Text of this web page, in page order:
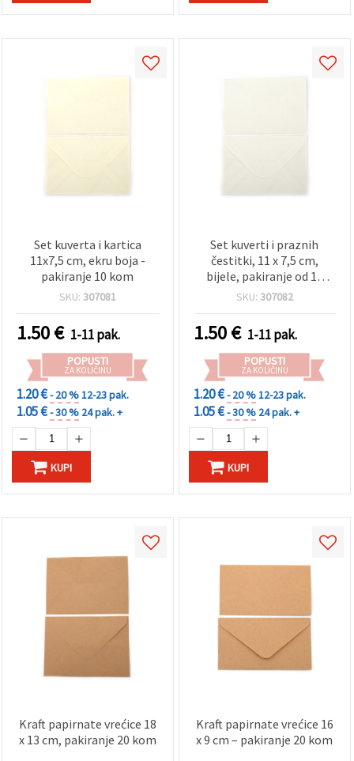
Set kuverta i kartica
11x7,5 cm, ekru boja -
pakiranje 10 kom
SKU: 307081
1.50€ 1-11 pak.
POPUSTI
ZA KOLIČINU
1.20 €- 20 %12-23 pak.
1.05 €- 30 % 24 pak. +
KUPI
Set kuverti i praznih
čestitki, 11 x 7,5 cm,
bijele, pakiranje od 10
komada
SKU: 307082
1.50€ 1-11 pak.
POPUSTI
ZA KOLIČINU
1.20 €- 20 %12-23 pak.
1.05 €- 30 % 24 pak. +
KUPI
Kraft papirnate vrećice 18
x 13 cm, pakiranje 20 kom
Kraft papirnate vrećice 16
x 9 cm – pakiranje 20 kom